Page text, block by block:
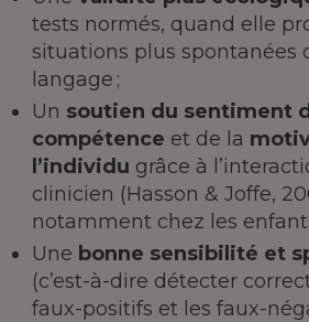
tests normés, quand elle
situations plus spontanées
langage ;
Un soutien du sentiment
compétence et de la
l’individu grâce à
clinicien (Hasson & Joffe,
notamment chez les
Une bonne sensibilité et
(c’est-à-dire détecter
faux-positifs et les faux-